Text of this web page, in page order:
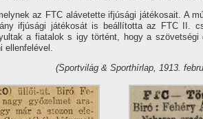
az FTC alávetette ifjúsági játékosait. A
ifjúsági játékosát is beállí­totta az FTC II.
a fiatalok s igy történt, hogy a
ellenfelével.
(Sportvilág & Sporthí­rlap, 1913.